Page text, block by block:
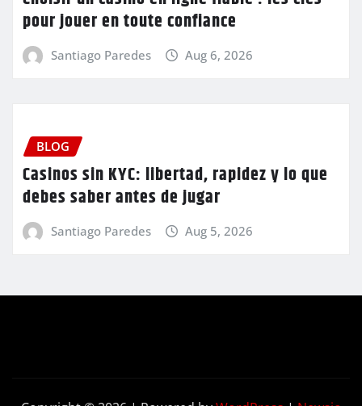
pour jouer en toute confiance
Santiago Paredes Aug 6, 2026
BLOG
Casinos sin KYC: libertad, rapidez y lo que
debes saber antes de jugar
Santiago Paredes Aug 5, 2026